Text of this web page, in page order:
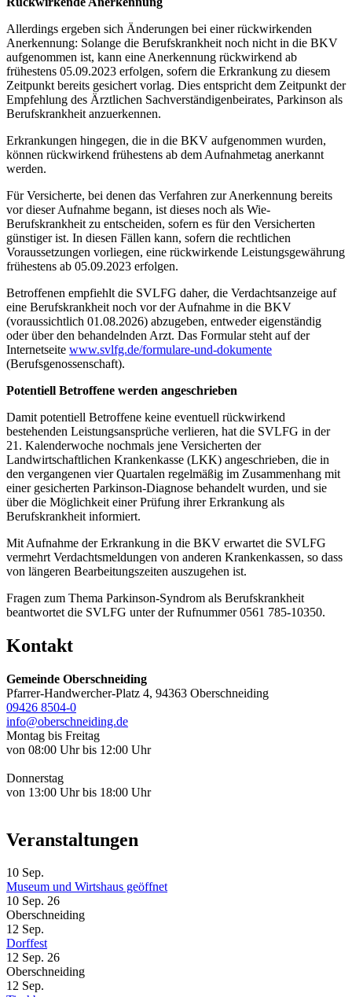
Allerdings ergeben sich Änderungen bei einer rückwirkenden
Anerkennung: Solange die Berufskrankheit noch nicht in die BKV
aufgenommen ist, kann eine Anerkennung rückwirkend ab
frühestens 05.09.2023 erfolgen, sofern die Erkrankung zu diesem
Zeitpunkt bereits gesichert vorlag. Dies entspricht dem Zeitpunkt der
Empfehlung des Ärztlichen Sachverständigenbeirates, Parkinson als
Berufskrankheit anzuerkennen.
Erkrankungen hingegen, die in die BKV aufgenommen wurden,
können rückwirkend frühestens ab dem Aufnahmetag anerkannt
werden.
Für Versicherte, bei denen das Verfahren zur Anerkennung bereits
vor dieser Aufnahme begann, ist dieses noch als Wie-
Berufskrankheit zu entscheiden, sofern es für den Versicherten
günstiger ist. In diesen Fällen kann, sofern die rechtlichen
Voraussetzungen vorliegen, eine rückwirkende Leistungsgewährung
frühestens ab 05.09.2023 erfolgen.
Betroffenen empfiehlt die SVLFG daher, die Verdachtsanzeige auf
eine Berufskrankheit noch vor der Aufnahme in die BKV
(voraussichtlich 01.08.2026) abzugeben, entweder eigenständig
oder über den behandelnden Arzt. Das Formular steht auf der
Internetseite www.svlfg.de/formulare-und-dokumente
(Berufsgenossenschaft).
Potentiell Betroffene werden angeschrieben
Damit potentiell Betroffene keine eventuell rückwirkend
bestehenden Leistungsansprüche verlieren, hat die SVLFG in der
21. Kalenderwoche nochmals jene Versicherten der
Landwirtschaftlichen Krankenkasse (LKK) angeschrieben, die in
den vergangenen vier Quartalen regelmäßig im Zusammenhang mit
einer gesicherten Parkinson-Diagnose behandelt wurden, und sie
über die Möglichkeit einer Prüfung ihrer Erkrankung als
Berufskrankheit informiert.
Mit Aufnahme der Erkrankung in die BKV erwartet die SVLFG
vermehrt Verdachtsmeldungen von anderen Krankenkassen, so dass
von längeren Bearbeitungszeiten auszugehen ist.
Fragen zum Thema Parkinson-Syndrom als Berufskrankheit
beantwortet die SVLFG unter der Rufnummer 0561 785-10350.
Kontakt
Gemeinde Oberschneiding
Pfarrer-Handwercher-Platz 4, 94363 Oberschneiding
09426 8504-0
info@oberschneiding.de
Montag bis Freitag
von 08:00 Uhr bis 12:00 Uhr
Donnerstag
von 13:00 Uhr bis 18:00 Uhr
Veranstaltungen
10 Sep.
Museum und Wirtshaus geöffnet
10 Sep. 26
Oberschneiding
12 Sep.
Dorffest
12 Sep. 26
Oberschneiding
12 Sep.